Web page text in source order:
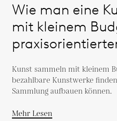
Wie man eine
mit kleinem
Kunst sammeln mit kleinem
bezahlbare Kunstwerke
Sammlung aufbauen können.
Mehr Lesen